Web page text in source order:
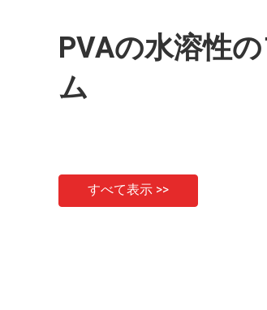
PVAの水溶性
ム
すべて表示 >>